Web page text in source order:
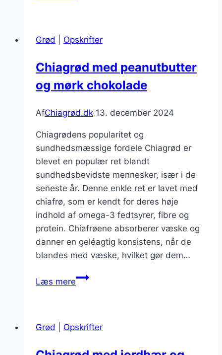
citron
ingefær
Grød Opskrifter
Chiagrød med peanutbutter
og mørk chokolade
AfChiagrød.dk 13. december 2024
Chiagrødens popularitet og
sundhedsmæssige fordele Chiagrød er
blevet en populær ret blandt
sundhedsbevidste mennesker, især i de
seneste år. Denne enkle ret er lavet med
chiafrø, som er kendt for deres høje
indhold af omega-3 fedtsyrer, fibre og
protein. Chiafrøene absorberer væske og
danner en geléagtig konsistens, når de
blandes med væske, hvilket gør dem…
Læs mereChiagrød
mørk
Grød Opskrifter